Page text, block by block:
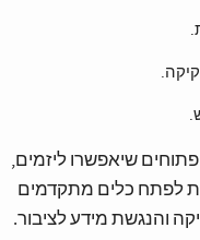
בנוסף, הפלטפורמה תציע ממשקי API פתוחים שיאפשרו ליזמים,
לפתח כלים מתקדמים
והנגשת מידע לציבור.